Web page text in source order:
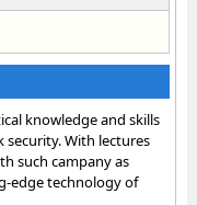
knowledge and skills
With lectures
such campany as
edge technology of